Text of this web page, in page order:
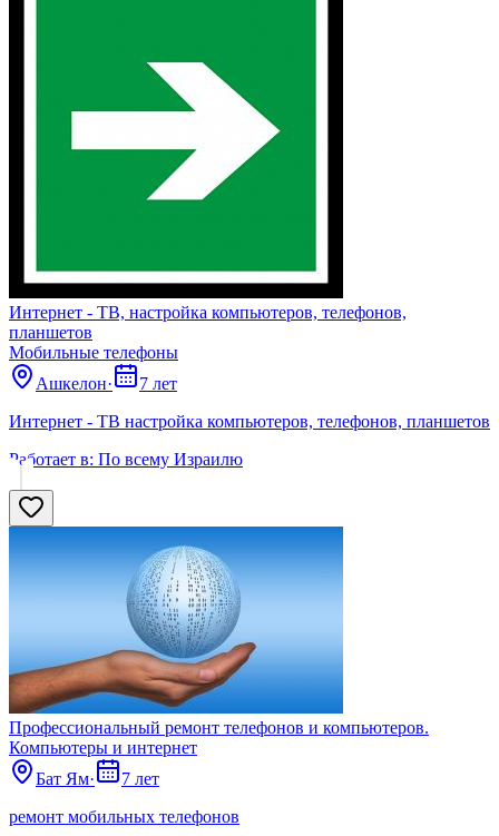
Интернет - ТВ, настройка компьютеров, телефонов,
планшетов
Мобильные телефоны
Ашкелон·
7 лет
Интернет - ТВ настройка компьютеров, телефонов, планшетов
Работает в: По всему Израилю
Профессиональный ремонт телефонов и компьютеров.
Компьютеры и интернет
Бат Ям·
7 лет
ремонт мобильных телефонов